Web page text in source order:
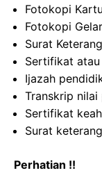
Fotokopi
Fotokopi
Surat
Sertifikat
Ijazah
Transkrip
Sertifikat
Surat
Perhatian !!